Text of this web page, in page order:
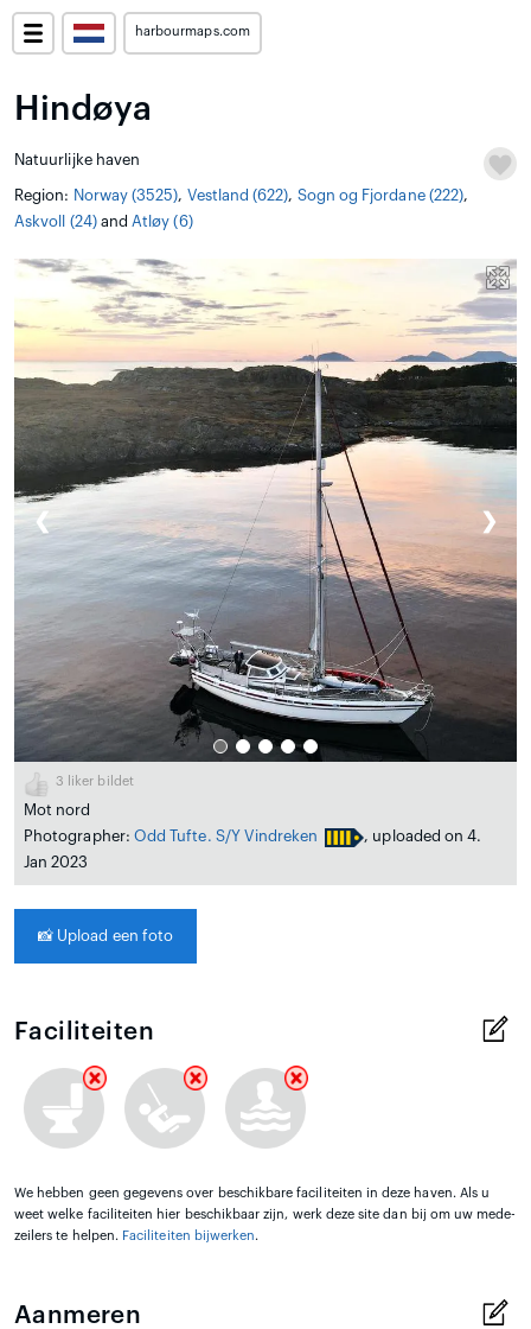
harbourmaps.com
Hindøya
Natuurlijke haven
Region: Norway (3525), Vestland (622), Sogn og Fjordane (222),
Askvoll (24)and Atløy (6)
❮ ❯
3 liker bildet
Mot nord
Photographer: Odd Tufte. S/Y Vindreken
, uploaded on 4.
Jan 2023
📸 Upload een foto
Faciliteiten
We hebben geen gegevens over beschikbare faciliteiten in deze haven. Als u
weet welke faciliteiten hier beschikbaar zijn, werk deze site dan bij om uw mede-
zeilers te helpen. Faciliteiten bijwerken.
Aanmeren